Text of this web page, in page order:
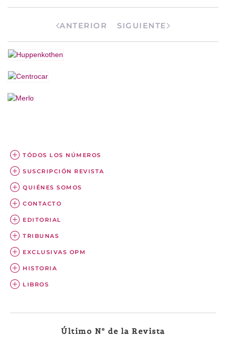
ANTERIOR SIGUIENTE
TÓDOS LOS NÚMEROS
SUSCRIPCIÓN REVISTA
QUIÉNES SOMOS
CONTACTO
EDITORIAL
TRIBUNAS
EXCLUSIVAS OPM
HISTORIA
LIBROS
Último Nº de la Revista